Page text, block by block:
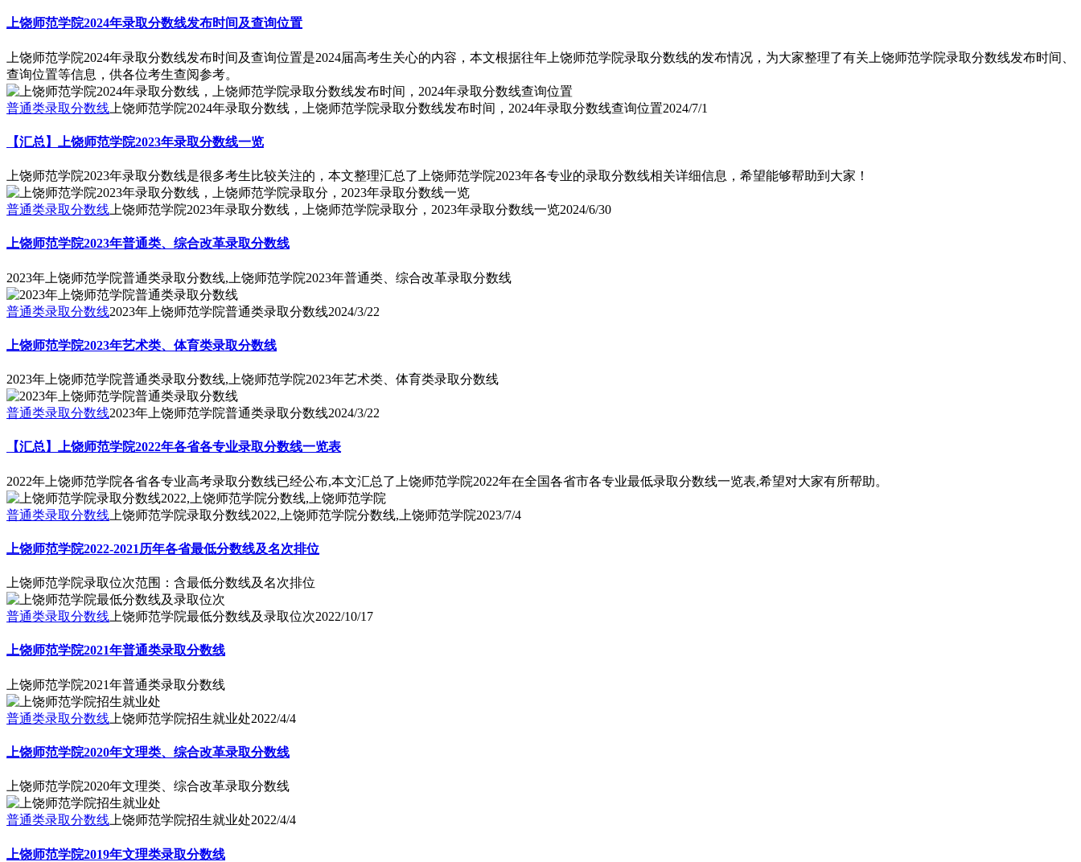
上饶师范学院2024年录取分数线发布时间及查询位置
上饶师范学院2024年录取分数线发布时间及查询位置是2024届高考生关心的内容，本文根据往年上饶师范学院录取分数线的发布情况，为大家整理了有关上饶师范学院录取分数线发布时间、
查询位置等信息，供各位考生查阅参考。
普通类录取分数线 上饶师范学院2024年录取分数线，上饶师范学院录取分数线发布时间，2024年录取分数线查询位置2024/7/1
【汇总】上饶师范学院2023年录取分数线一览
上饶师范学院2023年录取分数线是很多考生比较关注的，本文整理汇总了上饶师范学院2023年各专业的录取分数线相关详细信息，希望能够帮助到大家！
普通类录取分数线 上饶师范学院2023年录取分数线，上饶师范学院录取分，2023年录取分数线一览2024/6/30
上饶师范学院2023年普通类、综合改革录取分数线
2023年上饶师范学院普通类录取分数线,上饶师范学院2023年普通类、综合改革录取分数线
普通类录取分数线2023年上饶师范学院普通类录取分数线2024/3/22
上饶师范学院2023年艺术类、体育类录取分数线
2023年上饶师范学院普通类录取分数线,上饶师范学院2023年艺术类、体育类录取分数线
普通类录取分数线2023年上饶师范学院普通类录取分数线2024/3/22
【汇总】上饶师范学院2022年各省各专业录取分数线一览表
2022年上饶师范学院各省各专业高考录取分数线已经公布,本文汇总了上饶师范学院2022年在全国各省市各专业最低录取分数线一览表,希望对大家有所帮助。
普通类录取分数线 上饶师范学院录取分数线2022,上饶师范学院分数线,上饶师范学院2023/7/4
上饶师范学院2022-2021历年各省最低分数线及名次排位
上饶师范学院录取位次范围：含最低分数线及名次排位
普通类录取分数线 上饶师范学院最低分数线及录取位次2022/10/17
上饶师范学院2021年普通类录取分数线
上饶师范学院2021年普通类录取分数线
普通类录取分数线 上饶师范学院招生就业处2022/4/4
上饶师范学院2020年文理类、综合改革录取分数线
上饶师范学院2020年文理类、综合改革录取分数线
普通类录取分数线 上饶师范学院招生就业处2022/4/4
上饶师范学院2019年文理类录取分数线